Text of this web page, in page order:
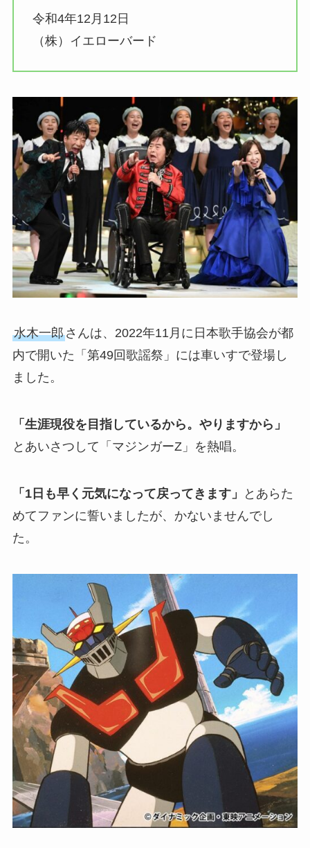
令和4年12月12日
（株）イエローバード
水木一郎さんは、2022年11月に日本歌手協会が都
内で開いた「第49回歌謡祭」には車いすで登場し
ました。
「生涯現役を目指しているから。やりますから」
とあいさつして「マジンガーZ」を熱唱。
「1日も早く元気になって戻ってきます」
とあらた
めてファンに誓いましたが、かないませんでし
た。